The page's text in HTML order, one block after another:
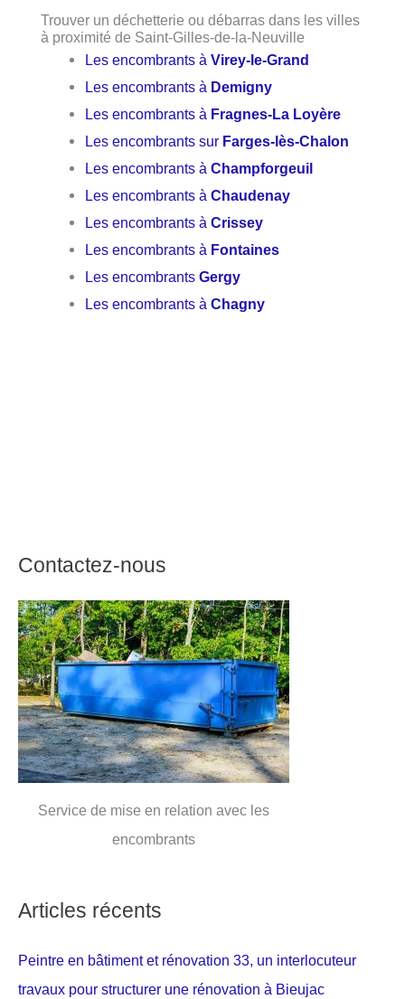
Trouver un déchetterie ou débarras dans les villes
à proximité de Saint-Gilles-de-la-Neuville
Les encombrants àVirey-le-Grand
Les encombrants à Demigny
Les encombrants à Fragnes-La Loyère
Les encombrants sur Farges-lès-Chalon
Les encombrants àChampforgeuil
Les encombrants àChaudenay
Les encombrants àCrissey
Les encombrants à Fontaines
Les encombrantsGergy
Les encombrants àChagny
Contactez-nous
Service de mise en relation avec les
encombrants
Articles récents
Peintre en bâtiment et rénovation 33, un interlocuteur
travaux pour structurer une rénovation à Bieujac